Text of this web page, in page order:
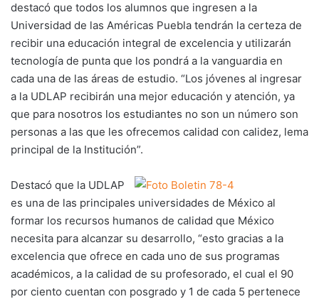
destacó que todos los alumnos que ingresen a la
Universidad de las Américas Puebla tendrán la certeza de
recibir una educación integral de excelencia y utilizarán
tecnología de punta que los pondrá a la vanguardia en
cada una de las áreas de estudio. “Los jóvenes al ingresar
a la UDLAP recibirán una mejor educación y atención, ya
que para nosotros los estudiantes no son un número son
personas a las que les ofrecemos calidad con calidez, lema
principal de la Institución”.
Destacó que la UDLAP
es una de las principales universidades de México al
formar los recursos humanos de calidad que México
necesita para alcanzar su desarrollo, “esto gracias a la
excelencia que ofrece en cada uno de sus programas
académicos, a la calidad de su profesorado, el cual el 90
por ciento cuentan con posgrado y 1 de cada 5 pertenece